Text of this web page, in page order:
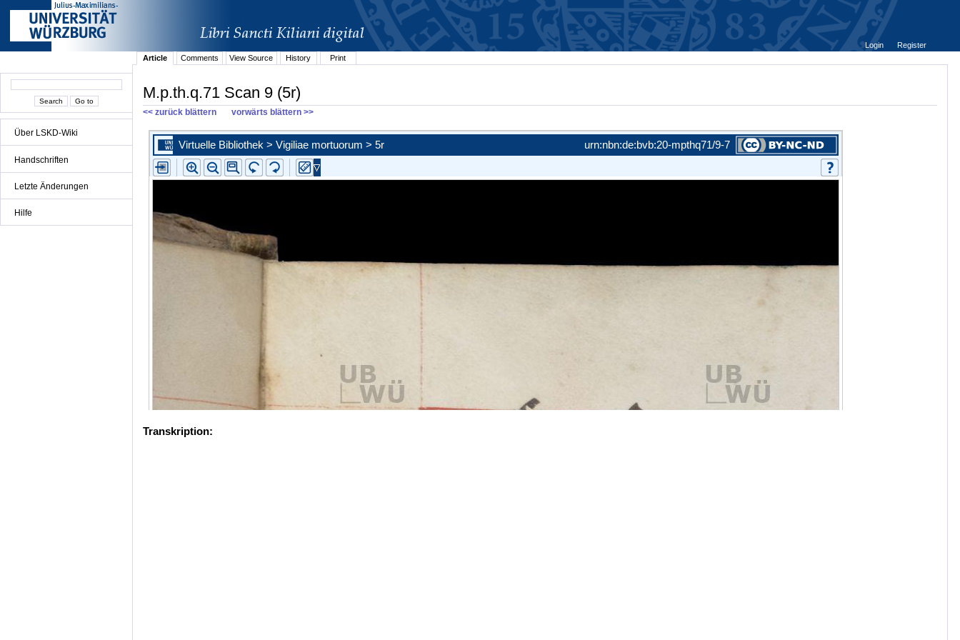
Über LSKD-Wiki
Handschriften
Letzte Änderungen
Hilfe
Login
Register
Article
Comments View Source History Print
M.p.th.q.71 Scan 9 (5r)
<< zurück blättern vorwärts blättern >>
Transkription: